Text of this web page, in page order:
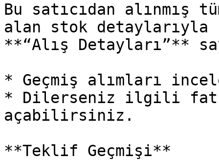
Bu satıcıdan alınmış
alan stok
**“Alış Detayları”**
* Geçmiş alımları
* Dilerseniz ilgili
açabilirsiniz.
**Teklif Geçmişi**